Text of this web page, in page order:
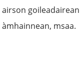
airson
àmhainnean, msaa.